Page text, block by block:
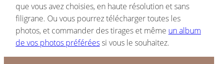
que vous avez choisies, en haute résolution et sans
filigrane. Ou vous pourrez télécharger toutes les
photos, et commander des tirages et même un album
de vos photos préférées si vous le souhaitez.